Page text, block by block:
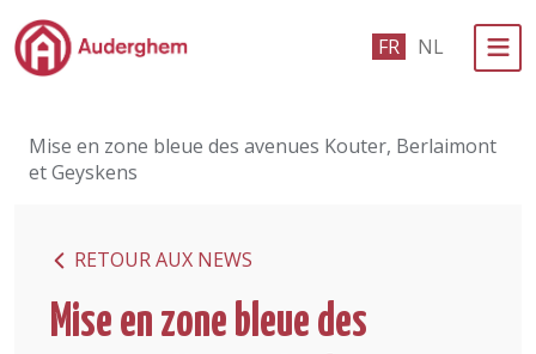
Passer au contenu principal FR NL
Événements et vie associative
Vivre à Auderghem
En 1 clic
Mise en zone bleue des avenues Kouter, Berlaimont
et Geyskens
RETOUR AUX NEWS
Mise en zone bleue des